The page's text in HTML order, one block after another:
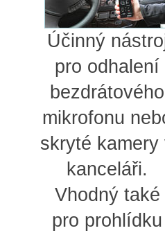
Účinný
pro odhalení
bezdrátového
mikrofonu
skryté kamery
kanceláři.
Vhodný také
pro prohlídku